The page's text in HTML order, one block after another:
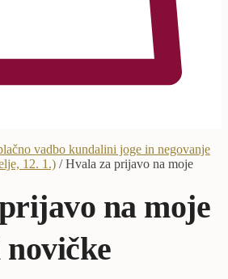
vadbo kundalini joge in negovanje
12. 1.) /Hvala za prijavo na moje
na moje